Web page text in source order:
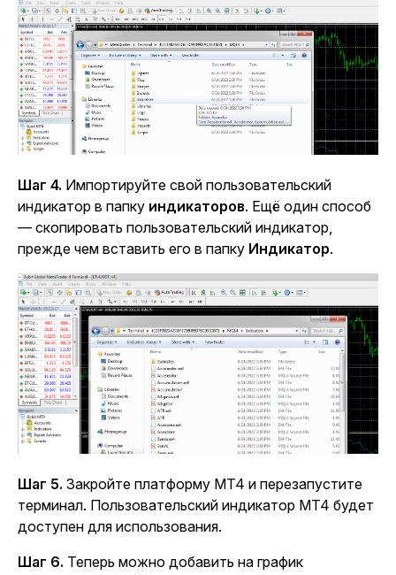
Шаг 4. Импортируйте свой пользовательский
индикатор в папку индикаторов. Ещё один способ
— скопировать пользовательский индикатор,
прежде чем вставить его в папку Индикатор.
Шаг 5. Закройте платформу MT4 и перезапустите
терминал. Пользовательский индикатор MT4 будет
доступен для использования.
Шаг 6. Теперь можно добавить на график